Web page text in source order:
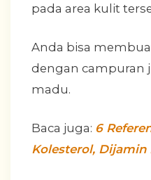
pada area kulit
Anda bisa
dengan campuran
madu.
Baca juga: 6
Kolesterol, Dijamin